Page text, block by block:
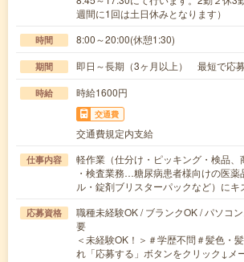
週間に1回は土日休みとなります）
時間 8:00～20:00(休憩1:30)
期間 即日～長期（3ヶ月以上） 最短で応
時給 時給1600円
交通費
交通費規定内支給
仕事内容
軽作業（仕分け・ピッキング・検品、
・検査業務…糖尿病患者様向けの医薬
ル・錠剤ブリスターパックなど）に
応募資格
職種未経験OK / ブランクOK / パソコ
要
＜未経験OK！＞＃学歴不問＃髪色・
れ「応募する」ボタンをクリック↓メ